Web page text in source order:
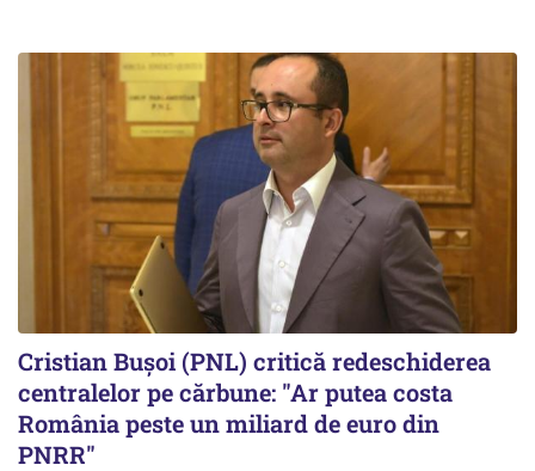
Cristian Bușoi (PNL) critică redeschiderea
centralelor pe cărbune: "Ar putea costa
România peste un miliard de euro din
PNRR"